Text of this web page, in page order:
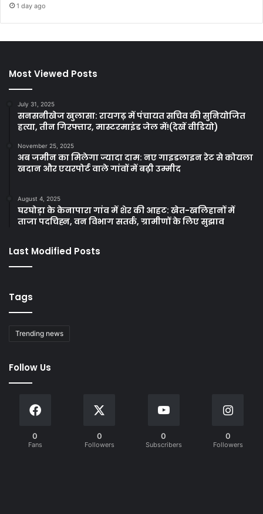
1 day ago
Most Viewed Posts
July 31, 2025
सनसनीखेज खुलासा: रायगढ़ में पंचायत सचिव की सुनियोजित
हत्या, तीन गिरफ्तार, मास्टरमाइंड जेल में!(देखें वीडियो)
November 25, 2025
अब जमीन का मिलेगा ज्यादा दाम: नए गाइडलाइन रेट से कोयला
खदान और एयरपोर्ट वाले गांवों में बढ़ी उम्मीद
August 4, 2025
घरघोड़ा के केनापारा गांव में शेर की आहट: खेत-खलिहानों में
ताजा पदचिह्न, वन विभाग सतर्क, ग्रामीणों के लिए सुझाव
Last Modified Posts
Tags
Trending news
Follow Us
0
Fans
0
Followers
0
Subscribers
0
Followers